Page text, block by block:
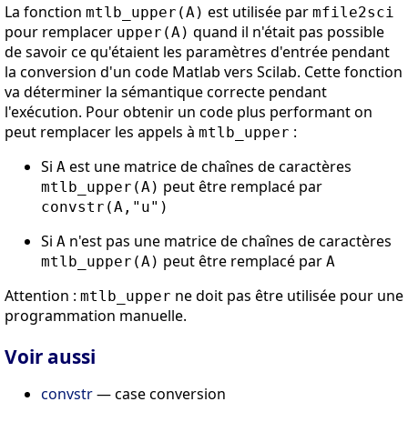
La fonction mtlb_upper(A) est utilisée par mfile2sci
pour remplacer upper(A) quand il n'était pas possible
de savoir ce qu'étaient les paramètres d'entrée pendant
la conversion d'un code Matlab vers Scilab. Cette fonction
va déterminer la sémantique correcte pendant
l'exécution. Pour obtenir un code plus performant on
peut remplacer les appels à mtlb_upper :
Si A est une matrice de chaînes de caractères
mtlb_upper(A) peut être remplacé par
convstr(A,"u")
Si A n'est pas une matrice de chaînes de caractères
mtlb_upper(A) peut être remplacé par A
Attention : mtlb_upper ne doit pas être utilisée pour une
programmation manuelle.
Voir aussi
convstr— case conversion